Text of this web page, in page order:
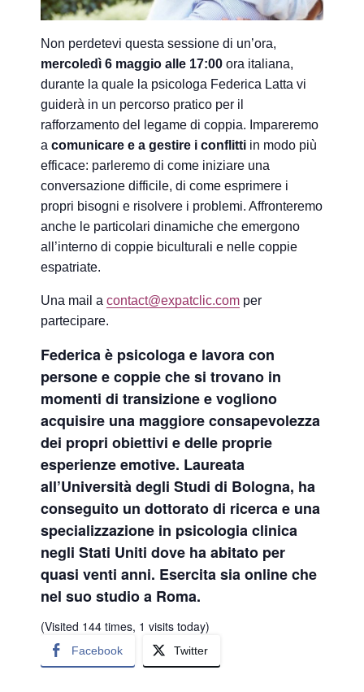
Non perdetevi questa sessione di un’ora,
mercoledì 6 maggio alle 17:00 ora italiana,
durante la quale la psicologa Federica Latta vi
guiderà in un percorso pratico per il
rafforzamento del legame di coppia. Impareremo
acomunicare e a gestire i conflitti in modo più
efficace: parleremo di come iniziare una
conversazione difficile, di come esprimere i
propri bisogni e risolvere i problemi. Affronteremo
anche le particolari dinamiche che emergono
all’interno di coppie biculturali e nelle coppie
espatriate.
Una mail acontact@expatclic.com per
partecipare.
Federica è psicologa e lavora con
persone e coppie che si trovano in
momenti di transizione e vogliono
acquisire una maggiore consapevolezza
dei propri obiettivi e delle proprie
esperienze emotive. Laureata
all’Università degli Studi di Bologna, ha
conseguito un dottorato di ricerca e una
specializzazione in psicologia clinica
negli Stati Uniti dove ha abitato per
quasi venti anni. Esercita sia online che
nel suo studio a Roma.
(Visited 144 times, 1 visits today)
Facebook Twitter